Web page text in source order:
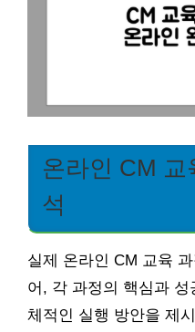
온라인 CM 교
석
실제 온라인 CM 교육
어, 각 과정의 핵심과
체적인 실행 방안을 제